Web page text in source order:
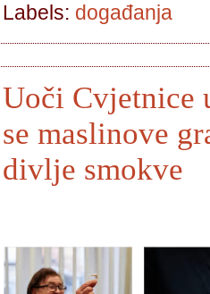
Labels: događanja
Uoči Cvjetnice
se maslinove
divlje smokve